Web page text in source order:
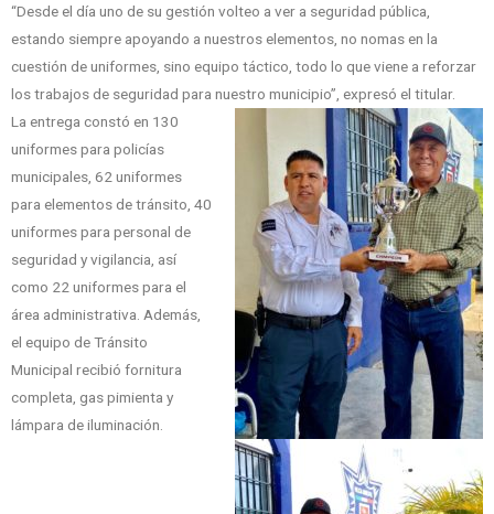
“Desde el día uno de su gestión volteo a ver a seguridad pública,
estando siempre apoyando a nuestros elementos, no nomas en la
cuestión de uniformes, sino equipo táctico, todo lo que viene a reforzar
los trabajos de seguridad para nuestro municipio”, expresó el titular.
La entrega constó en 130
uniformes para policías
municipales, 62 uniformes
para elementos de tránsito, 40
uniformes para personal de
seguridad y vigilancia, así
como 22 uniformes para el
área administrativa. Además,
el equipo de Tránsito
Municipal recibió fornitura
completa, gas pimienta y
lámpara de iluminación.